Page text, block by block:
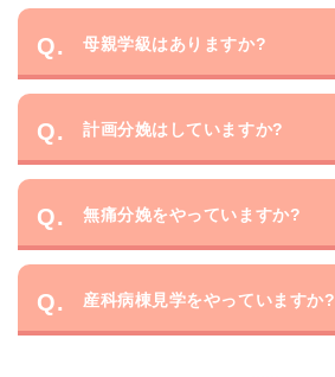
母親学級はありますか?
計画分娩はしていますか?
無痛分娩をやっていますか?
産科病棟見学をやっていますか?